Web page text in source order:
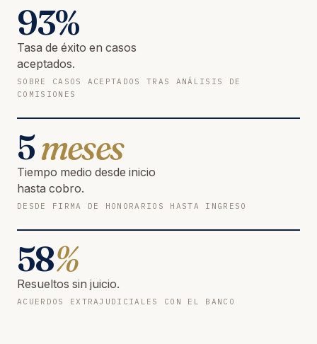
93%
Tasa de éxito en casos
aceptados.
SOBRE CASOS ACEPTADOS TRAS ANÁLISIS DE
COMISIONES
5meses
Tiempo medio desde inicio
hasta cobro.
DESDE FIRMA DE HONORARIOS HASTA INGRESO
58%
Resueltos sin juicio.
ACUERDOS EXTRAJUDICIALES CON EL BANCO